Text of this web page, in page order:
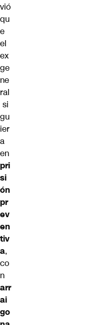
vió
qu
e
el
ex
ge
ne
ral
si
gu
ier
a
en
pri
si
ón
pr
ev
en
tiv
a,
co
n
arr
ai
go